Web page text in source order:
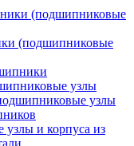
(подшипниковые
узлы
узлы
и корпуса из